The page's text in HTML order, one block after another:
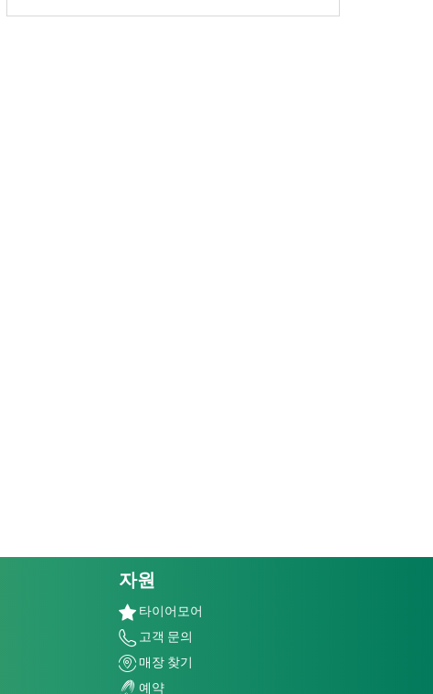
자원
타이어모어
고객 문의
매장 찾기
예약